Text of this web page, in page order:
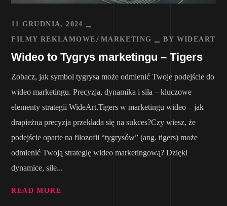
11 GRUDNIA, 2024
FILMY REKLAMOWE
MARKETING BY WIDEART
Wideo to Tygrys marketingu – Tigers
Zobacz, jak symbol tygrysa może odmienić Twoje podejście do
wideo marketingu. Precyzja, dynamika i siła – kluczowe
elementy strategii WideArt.Tigers w marketingu wideo – jak
drapieżna precyzja przekłada się na sukces?Czy wiesz, że
podejście oparte na filozofii “tygrysów” (ang. tigers) może
odmienić Twoją strategię wideo marketingową? Dzięki
dynamice, sile...
READ MORE